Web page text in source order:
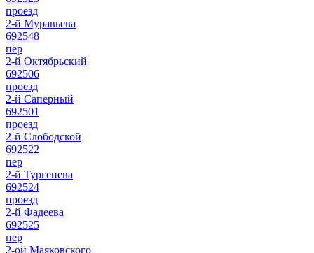
проезд
2-й Муравьева
692548
пер
2-й Октябрьский
692506
проезд
2-й Саперный
692501
проезд
2-й Слободской
692522
пер
2-й Тургенева
692524
проезд
2-й Фадеева
692525
пер
2-ой Маяковского